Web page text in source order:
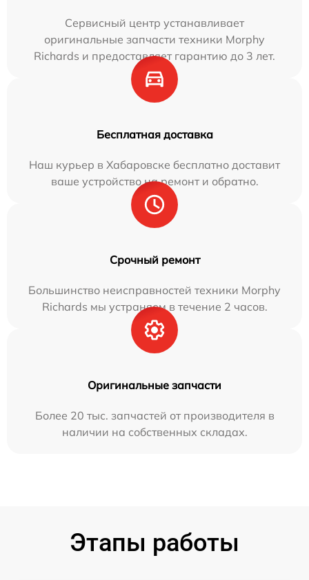
Сервисный центр устанавливает
оригинальные запчасти техники Morphy
Richards и предоставляет гарантию до 3 лет.
Бесплатная доставка
Наш курьер в Хабаровске бесплатно доставит
ваше устройство на ремонт и обратно.
Срочный ремонт
Большинство неисправностей техники Morphy
Richards мы устраняем в течение 2 часов.
Оригинальные запчасти
Более 20 тыс. запчастей от производителя в
наличии на собственных складах.
Этапы работы